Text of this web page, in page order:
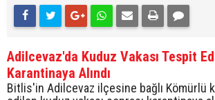
Adilcevaz'da Kuduz Vakası Tespit
Karantinaya Alındı
Bitlis'in Adilcevaz ilçesine bağlı Kömürlü